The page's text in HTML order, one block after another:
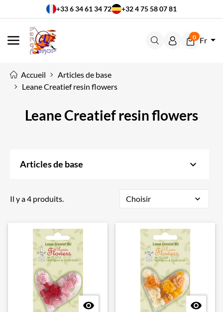
+33 6 34 61 34 72 +32 4 75 58 07 81
MENU
0 Fr
Accueil
Articles de base
Leane Creatief resin flowers
Leane Creatief resin flowers
Articles de base keyboard_arrow_down
Il y a 4 produits. Choisir expand_more
 